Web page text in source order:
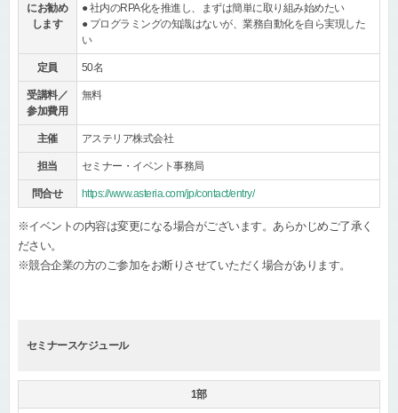
にお勧め
します
● 社内のRPA化を推進し、まずは簡単に取り組み始めたい
● プログラミングの知識はないが、業務自動化を自ら実現した
い
定員 50名
受講料／
参加費用
無料
主催 アステリア株式会社
担当 セミナー・イベント事務局
問合せ https://www.asteria.com/jp/contact/entry/
※イベントの内容は変更になる場合がございます。あらかじめご了承く
ださい。
※競合企業の方のご参加をお断りさせていただく場合があります。
セミナースケジュール
1部